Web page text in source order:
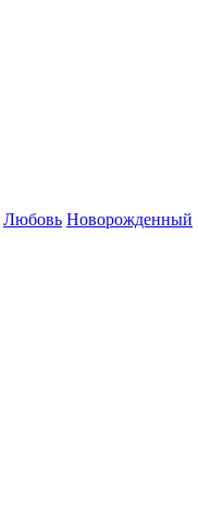
Любовь Новорожденный